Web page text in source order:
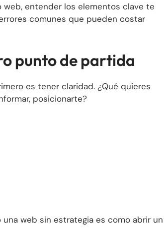
entender los elementos clave te
comunes que pueden costar
punto de partida
es tener claridad. ¿Qué quieres
posicionarte?
web sin estrategia es como abrir un